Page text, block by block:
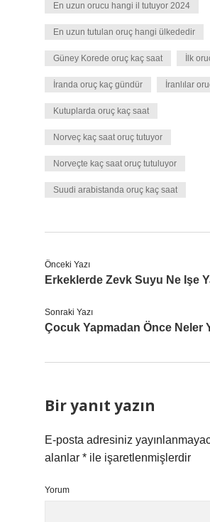
En uzun orucu hangi il tutuyor 2024
En uzun tutulan oruç hangi ülkededir
Güney Korede oruç kaç saat İlk
İranda oruç kaç gündür İranlılar
Kutuplarda oruç kaç saat
Norveç kaç saat oruç tutuyor
Norveçte kaç saat oruç tutuluyor
Suudi arabistanda oruç kaç saat
Önceki Yazı
Erkeklerde Zevk Suyu Ne Işe
Sonraki Yazı
Çocuk Yapmadan Önce Neler
Bir yanıt yazın
E-posta adresiniz
alanlar * ile işaretlenmişlerdir
Yorum